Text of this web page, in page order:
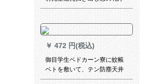
手ベレンダイリング寝室既制
ンカーストストストストシリ
ーズ2.5 m*高2.7 mフーク加工
1枚
￥ 472 円(税込)
御目学生ベドカーン寮に蚊帳
ベトを敷いて、テン防塵天井
森系シンプ男女寮全閉錠式暗